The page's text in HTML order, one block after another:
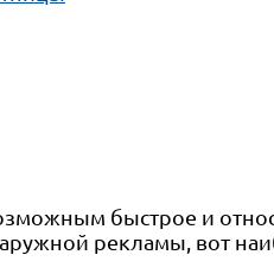
быстрое и
рекламы, вот